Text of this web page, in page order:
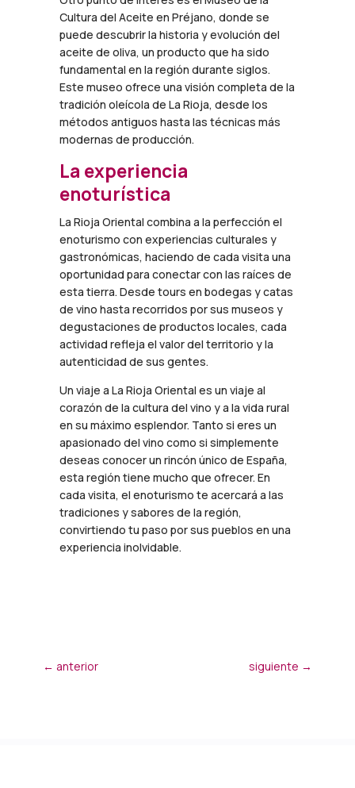
Cultura del Aceite en Préjano, donde se
puede descubrir la historia y evolución del
aceite de oliva, un producto que ha sido
fundamental en la región durante siglos.
Este museo ofrece una visión completa de la
tradición oleícola de La Rioja, desde los
métodos antiguos hasta las técnicas más
modernas de producción.
La experiencia
enoturística
La Rioja Oriental combina a la perfección el
enoturismo con experiencias culturales y
gastronómicas, haciendo de cada visita una
oportunidad para conectar con las raíces de
esta tierra. Desde tours en bodegas y catas
de vino hasta recorridos por sus museos y
degustaciones de productos locales, cada
actividad refleja el valor del territorio y la
autenticidad de sus gentes.
Un viaje a La Rioja Oriental es un viaje al
corazón de la cultura del vino y a la vida rural
en su máximo esplendor. Tanto si eres un
apasionado del vino como si simplemente
deseas conocer un rincón único de España,
esta región tiene mucho que ofrecer. En
cada visita, el enoturismo te acercará a las
tradiciones y sabores de la región,
convirtiendo tu paso por sus pueblos en una
experiencia inolvidable.
← anterior siguiente →